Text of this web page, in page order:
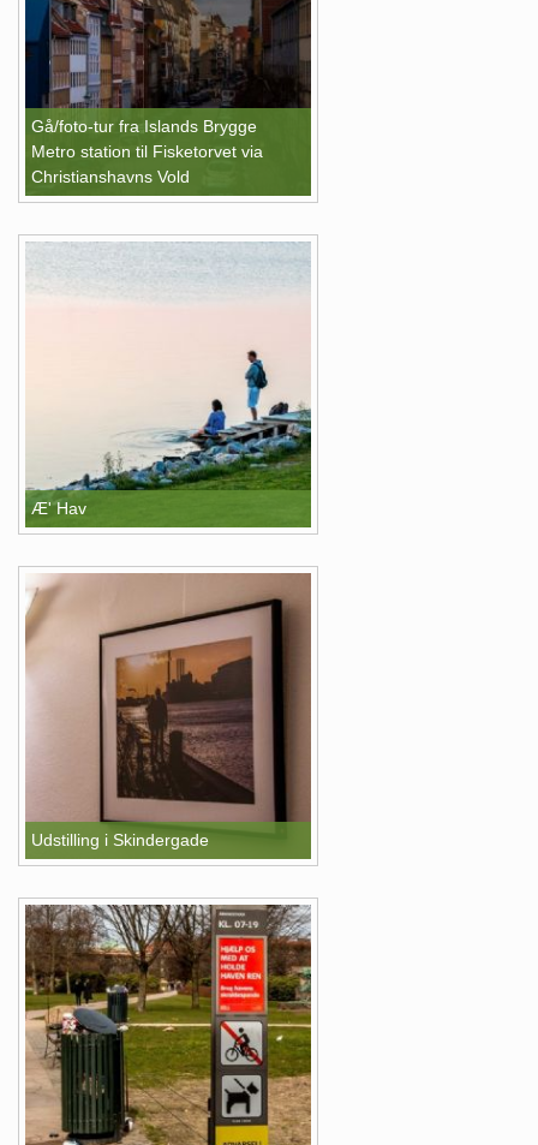
Gå/foto-tur fra Islands Brygge
Metro station til Fisketorvet via
Christianshavns Vold
Æ' Hav
Udstilling i Skindergade